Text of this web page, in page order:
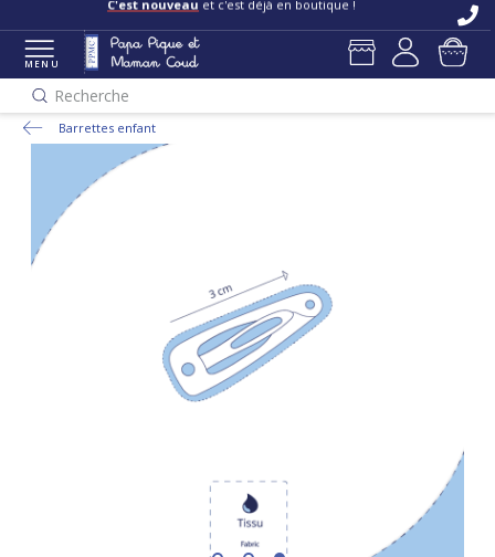
C'est nouveau et c'est déjà en boutique !
MENU
Recherche
Barrettes enfant